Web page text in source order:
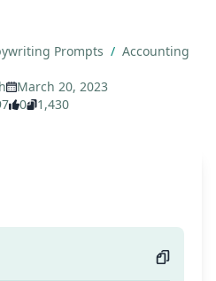
Prompts / Accounting
March 20, 2023
0 1,430